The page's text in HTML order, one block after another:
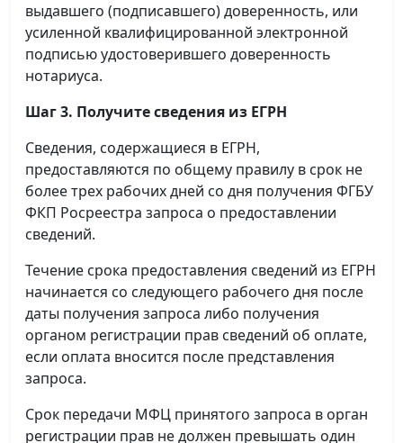
выдавшего (подписавшего) доверенность, или
усиленной квалифицированной электронной
подписью удостоверившего доверенность
нотариуса.
Шаг 3. Получите сведения из ЕГРН
Сведения, содержащиеся в ЕГРН,
предоставляются по общему правилу в срок не
более трех рабочих дней со дня получения ФГБУ
ФКП Росреестра запроса о предоставлении
сведений.
Течение срока предоставления сведений из ЕГРН
начинается со следующего рабочего дня после
даты получения запроса либо получения
органом регистрации прав сведений об оплате,
если оплата вносится после представления
запроса.
Срок передачи МФЦ принятого запроса в орган
регистрации прав не должен превышать один